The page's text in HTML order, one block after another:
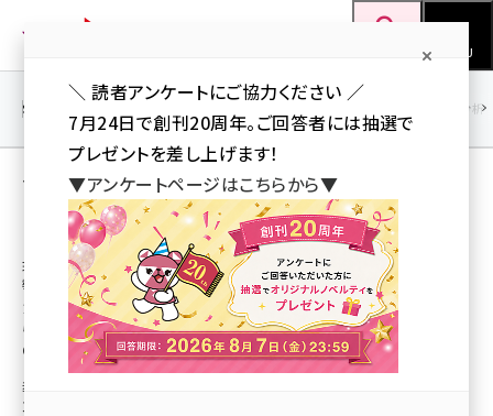
ン
MENU
seo (3523)
ai (2804)
youtube (2429)
note (2312)
SEO アクセス解析／データ分析
ソーシャルメディアマーケティングラボ
（SMMLab） の記事（新着順）
現場のプロがやさしく書いた Facebookマーケティングの
教科書
カスタマイズしたFacebookページを見ても
らう工夫をしよう／Facebookマーケティング
の教科書#3-4後編
導線をきちんと設計することと、コンテンツを用いてファンとコミュニケーショ
ンを取る工夫が必要です
＼ 読者アンケートにご協力ください ／
7月24日で創刊20周年。ご回答者には抽選で
プレゼントを差し上げます！
▼アンケートページはこちらから▼